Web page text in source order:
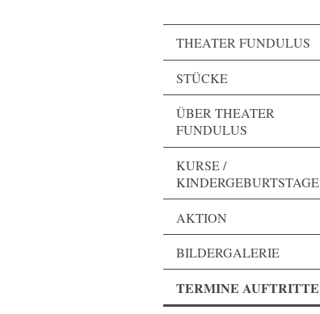
THEATER FUNDULUS
STÜCKE
ÜBER THEATER
FUNDULUS
KURSE /
KINDERGEBURTSTAGE
AKTION
BILDERGALERIE
TERMINE AUFTRITTE